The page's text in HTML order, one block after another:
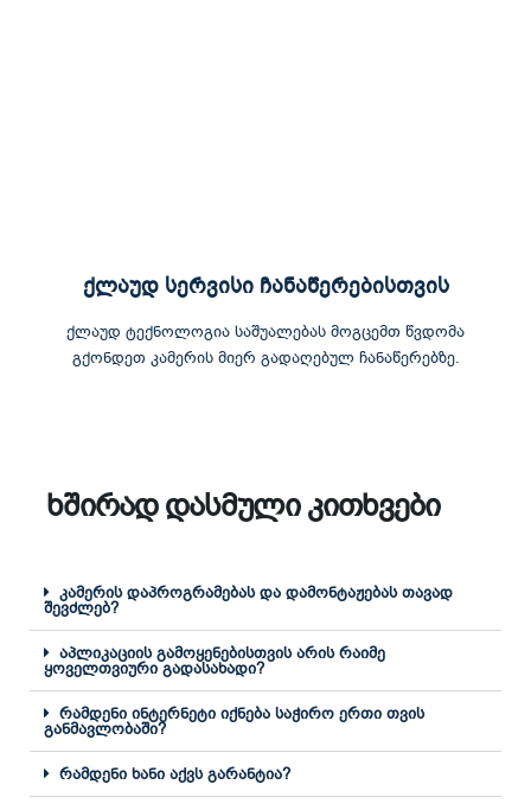
ქლაუდ სერვისი ჩანაწერებისთვის
ქლაუდ ტექნოლოგია საშუალებას მოგცემთ წვდომა
გქონდეთ კამერის მიერ გადაღებულ ჩანაწერებზე.
ხშირად დასმული კითხვები
კამერის დაპროგრამებას და დამონტაჟებას თავად
შევძლებ?
აპლიკაციის გამოყენებისთვის არის რაიმე
ყოველთვიური გადასახადი?
რამდენი ინტერნეტი იქნება საჭირო ერთი თვის
განმავლობაში?
რამდენი ხანი აქვს გარანტია?